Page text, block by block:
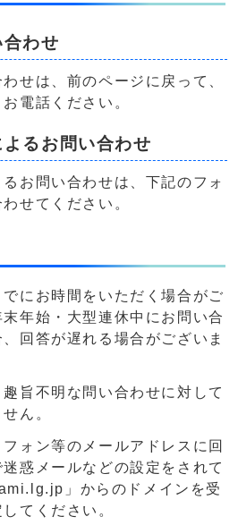
わせ
せは、前のページに戻って、
電話ください。
るお問い合わせ
お問い合わせは、下記のフォ
せてください。
にお時間をいただく場合がご
年始・大型連休中にお問い合
回答が遅れる場合がございま
旨不明な問い合わせに対して
ん。
ォン等のメールアドレスに回
惑メールなどの設定をされて
」からのドメインを受
てください。